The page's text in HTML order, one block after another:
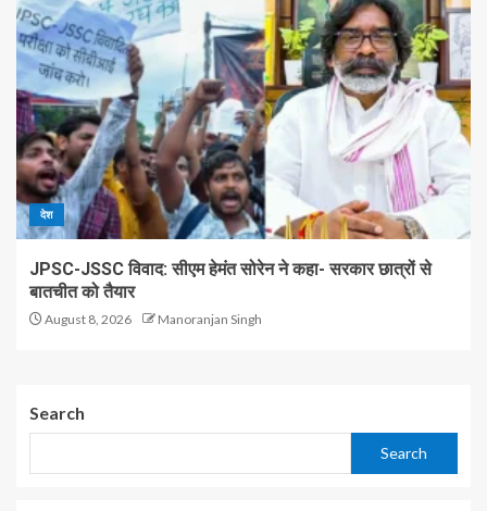
देश
JPSC-JSSC विवाद: सीएम हेमंत सोरेन ने कहा- सरकार छात्रों से
बातचीत को तैयार
August 8, 2026 Manoranjan Singh
Search
Search